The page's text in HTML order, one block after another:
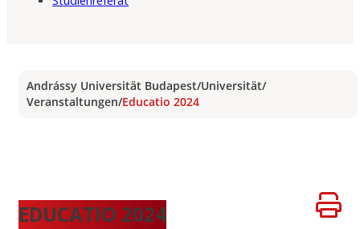
Andrássy Universität Budapest/Universität/
Veranstaltungen/Educatio 2024
EDUCATIO 2024